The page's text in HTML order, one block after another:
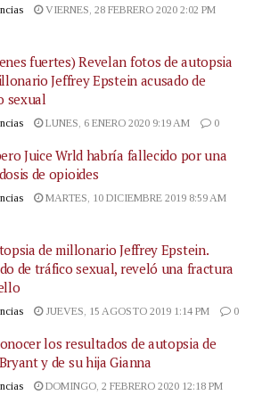
VIERNES, 28 FEBRERO 2020 2:02 PM
fuertes) Revelan fotos de autopsia
Jeffrey Epstein acusado de
sexual
LUNES, 6 ENERO 2020 9:19 AM 0
Juice Wrld habría fallecido por una
de opioides
MARTES, 10 DICIEMBRE 2019 8:59 AM
de millonario Jeffrey Epstein.
de tráfico sexual, reveló una fractura
JUEVES, 15 AGOSTO 2019 1:14 PM 0
los resultados de autopsia de
y de su hija Gianna
DOMINGO, 2 FEBRERO 2020 12:18 PM